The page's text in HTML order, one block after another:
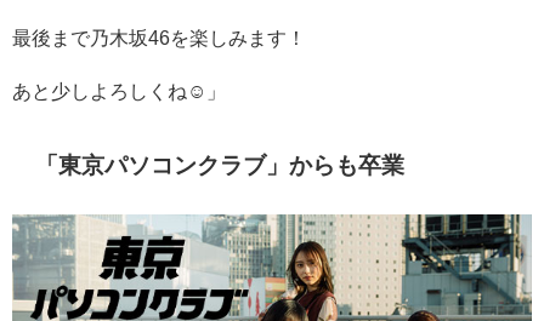
最後まで乃木坂46を楽しみます！
⁡あと少しよろしくね☺ 」
「東京パソコンクラブ」からも卒業